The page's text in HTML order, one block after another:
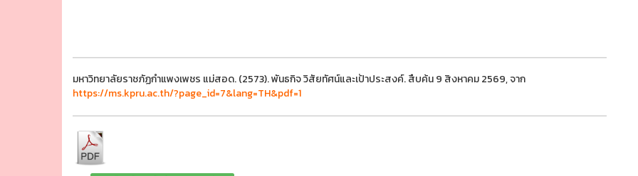
มหาวิทยาลัยราชภัฏกำแพงเพชร แม่สอด. (2573). พันธกิจ วิสัยทัศน์และเป้าประสงค์. สืบค้น 9 สิงหาคม 2569, จาก
https://ms.kpru.ac.th/?page_id=7&lang=TH&pdf=1